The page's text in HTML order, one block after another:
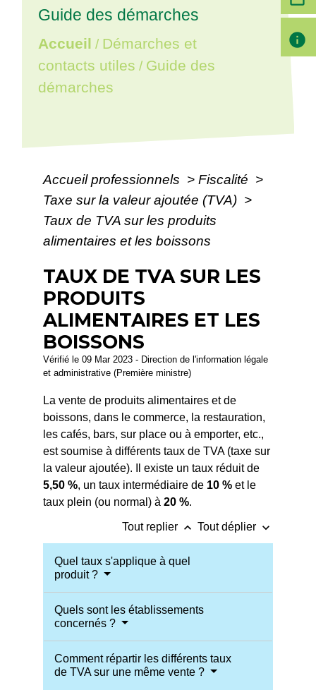
Guide des démarches
Accueil / Démarches et
contacts utiles / Guide des
démarches
Accueil professionnels > Fiscalité >
Taxe sur la valeur ajoutée (TVA) >
Taux de TVA sur les produits
alimentaires et les boissons
TAUX DE TVA SUR LES
PRODUITS
ALIMENTAIRES ET LES
BOISSONS
Vérifié le 09 Mar 2023 - Direction de l'information légale
et administrative (Première ministre)
La vente de produits alimentaires et de
boissons, dans le commerce, la restauration,
les cafés, bars, sur place ou à emporter, etc.,
est soumise à différents taux de TVA (taxe sur
la valeur ajoutée). Il existe un taux réduit de
5,50 %, un taux intermédiaire de 10 % et le
taux plein (ou normal) à20 %.
Tout replier keyboard_arrow_up Tout déplier keyboard_arrow_down
Quel taux s'applique à quel
produit ?
Quels sont les établissements
concernés ?
Comment répartir les différents taux
de TVA sur une même vente ?
info